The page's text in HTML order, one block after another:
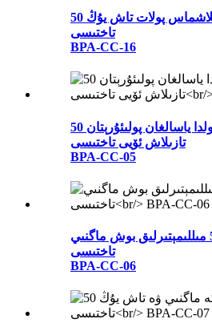
50 مىللىمېتىرلىق داتلاشماس پولات تاش يۇڭ
تاختىسى
BPA-CC-16
50 مىللىمېتىرلىق قولدا ياسالغان پولىئۇرېتان
تازىلاش ئۆيى تاختىسى
BPA-CC-05
قولدا ياسالغان 50 مىللىمېتىرلىق بوش ماگنىي
تاختىسى
BPA-CC-06